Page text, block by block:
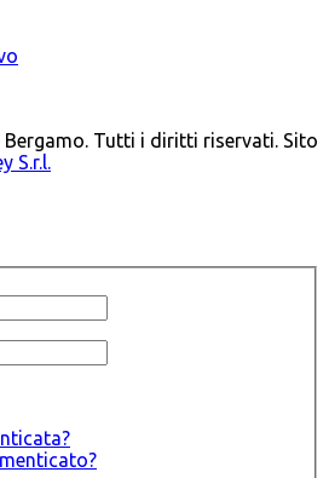
Tutti i diritti riservati. Sito
S.r.l.